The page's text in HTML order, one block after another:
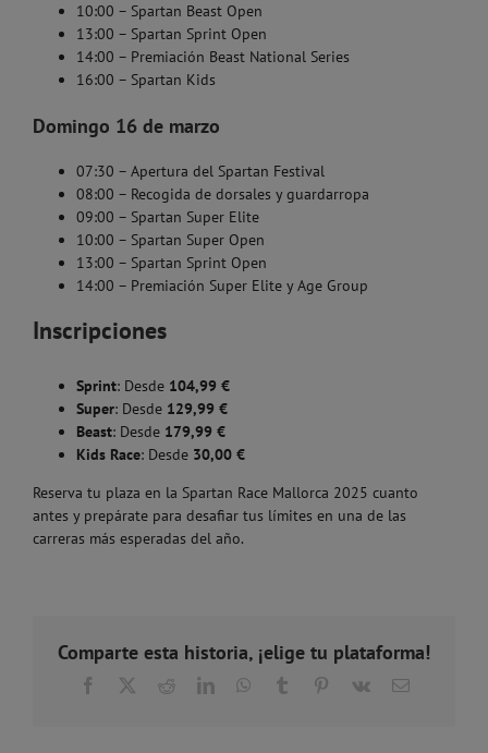
10:00 – Spartan Beast Open
13:00 – Spartan Sprint Open
14:00 – Premiación Beast National Series
16:00 – Spartan Kids
Domingo 16 de marzo
07:30 – Apertura del Spartan Festival
08:00 – Recogida de dorsales y guardarropa
09:00 – Spartan Super Elite
10:00 – Spartan Super Open
13:00 – Spartan Sprint Open
14:00 – Premiación Super Elite y Age Group
Inscripciones
Sprint: Desde 104,99 €
Super: Desde 129,99 €
Beast: Desde 179,99 €
Kids Race: Desde 30,00 €
Reserva tu plaza en la Spartan Race Mallorca 2025 cuanto
antes y prepárate para desafiar tus límites en una de las
carreras más esperadas del año.
Comparte esta historia, ¡elige tu plataforma!
Facebook RedditLinkedInWhatsApp
Tumblr Pinterest
Vk
Correo